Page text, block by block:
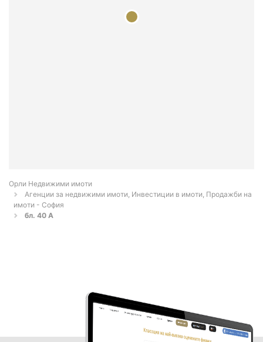
Орли Недвижими имоти
Агенции за недвижими имоти, Инвестиции в имоти, Продажби на
имоти - София
бл. 40 А